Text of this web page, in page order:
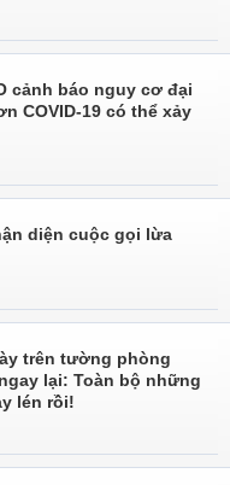
cảnh báo nguy cơ đại
COVID-19 có thể xảy
diện cuộc gọi lừa
trên tường phòng
lại: Toàn bộ những
lén rồi!